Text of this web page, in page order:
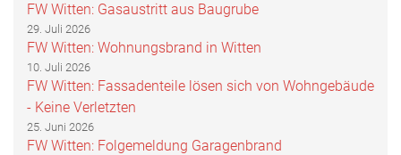
FW Witten: Gasaustritt aus Baugrube
29. Juli 2026
FW Witten: Wohnungsbrand in Witten
10. Juli 2026
FW Witten: Fassadenteile lösen sich von Wohngebäude
- Keine Verletzten
25. Juni 2026
FW Witten: Folgemeldung Garagenbrand